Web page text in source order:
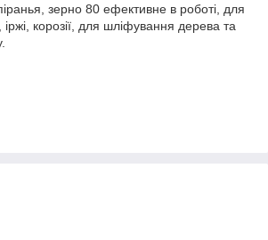
зерно 80 ефективне в роботі, для
корозії, для шліфування дерева та